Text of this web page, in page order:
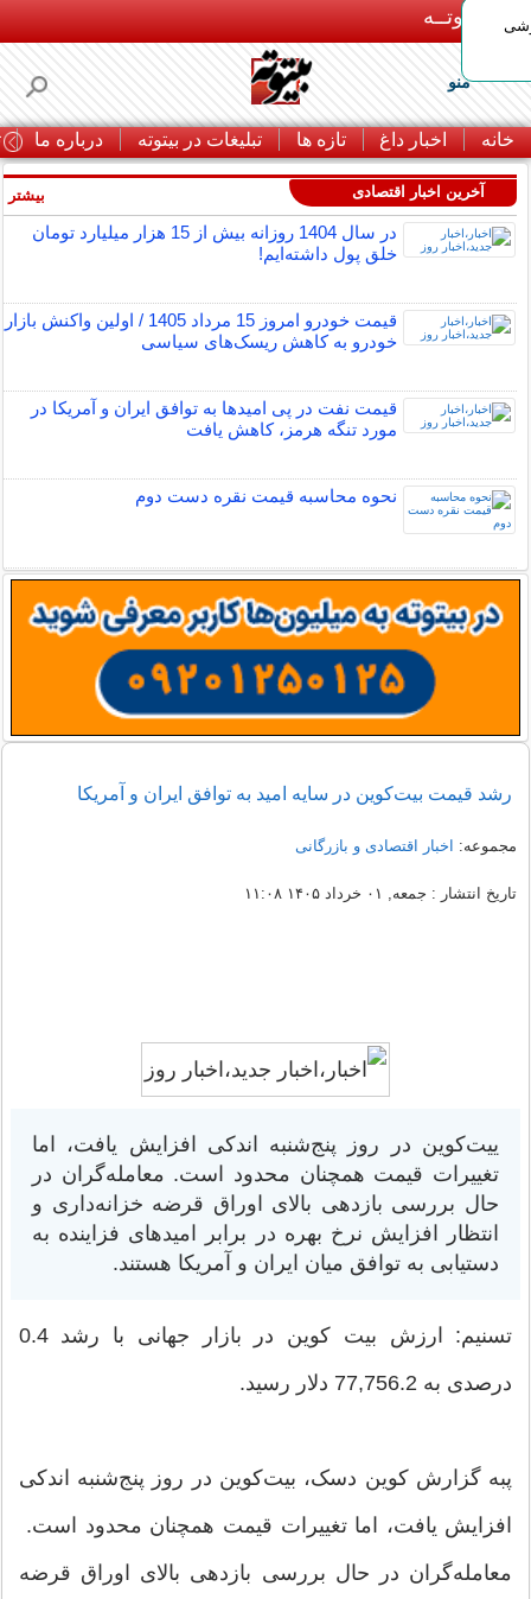
بـیتوتــه
منو
خانه اخبار داغ تازه ها تبلیغات در بیتوته درباره ما
آخرین اخبار اقتصادی
در سال 1404 روزانه بیش از 15 هزار میلیارد تومان
خلق پول داشته‌ایم!
قیمت خودرو امروز 15 مرداد 1405 / اولین واکنش بازار
خودرو به کاهش ریسک‌های سیاسی
قیمت نفت در پی امیدها به توافق ایران و آمریکا در
مورد تنگه هرمز، کاهش یافت
نحوه محاسبه قیمت نقره دست دوم
بیشتر
رشد قیمت بیت‌کوین در سایه امید به توافق ایران و آمریکا
مجموعه: اخبار اقتصادی و بازرگانی
تاریخ انتشار : جمعه, ۰۱ خرداد ۱۴۰۵ ۱۱:۰۸
ییت‌کوین در روز پنج‌شنبه اندکی افزایش یافت، اما
تغییرات قیمت همچنان محدود است. معامله‌گران در
حال بررسی بازدهی بالای اوراق قرضه خزانه‌داری و
انتظار افزایش نرخ بهره در برابر امیدهای فزاینده به
دستیابی به توافق میان ایران و آمریکا هستند.
تسنیم: ارزش بیت کوین در بازار جهانی با رشد 0.4
درصدی به 77,756.2 دلار رسید.
پبه گزارش کوین دسک، بیت‌کوین در روز پنج‌شنبه اندکی
افزایش یافت، اما تغییرات قیمت همچنان محدود است.
معامله‌گران در حال بررسی بازدهی بالای اوراق قرضه